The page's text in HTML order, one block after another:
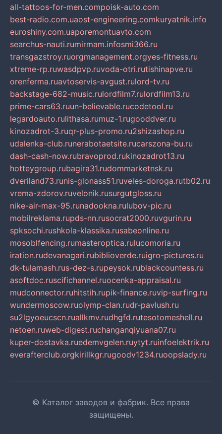
all-tattoos-for-men.compoisk-auto.com
best-radio.com.uaost-engineering.comkuryatnik.info
euroshiny.com.uaporemontuavto.com
searchus-nauti.rumirmam.infosmi366.ru
transgazstroy.ruorgmanagement.orgyes-fitness.ru
xtreme-rp.ruwasdpvp.ruvoda-otri.rutishinapve.ru
orenferma.ruavtoservis-avgust.rulord-tv.ru
backstage-682-music.rulordfilm7.rulordfilm13.ru
prime-cars63.ruun-believable.rucodetool.ru
legardoauto.rulithasa.rumuz-1.rugooddver.ru
kinozadrot-3.ruqr-plus-promo.ru2shizashop.ru
udalenka-club.runerabotaetsite.rucarszona-bu.ru
dash-cash-now.rubravoprod.rukinozadrot13.ru
hotteygroup.rubagira31.rudommarketnsk.ru
dveriland73.runis-glonass51.ruveles-doroga.rutb02.ru
vrema-zdorov.ruvelonik.rusurgutgloss.ru
nike-air-max-95.runadookna.rulubov-pic.ru
mobilreklama.rupds-nn.rusocrat2000.ruvgurin.ru
spksochi.rushkola-klassika.rusabeonline.ru
mosoblfencing.rumasteroptica.rulucomoria.ru
iration.rudevanagari.rubiblioverde.ruigro-pictures.ru
dk-tulamash.rus-dez-s.rupeysok.rublackcountess.ru
asoftdoc.ruscifichannel.ruocenka-appraisal.ru
mudconnector.ruhitstih.rupik-finance.ruvip-surfing.ru
wundermoscow.ruolymp-clan.rudr-pavlush.ru
su2lgyoeucscn.ruallkmv.rudhgfd.rutesotomeshell.ru
netoen.ruweb-digest.ruchanganqiyuana07.ru
kuper-dostavka.ruedemvgelen.ruytyt.ruinfoelektrik.ru
everafterclub.orgkirillkgr.rugoodv1234.ruoopslady.ru
© Каталог заводов и фабрик. Все права
защищены.